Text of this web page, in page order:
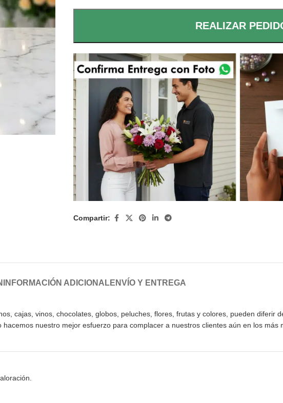
REALIZAR
Compartir:
INFORMACIÓN ADICIONALENVÍO Y ENTREGA
cajas, vinos, chocolates, globos, peluches, flores, frutas y colores, pueden diferir
nuestro mejor esfuerzo para complacer a nuestros clientes aún en los más